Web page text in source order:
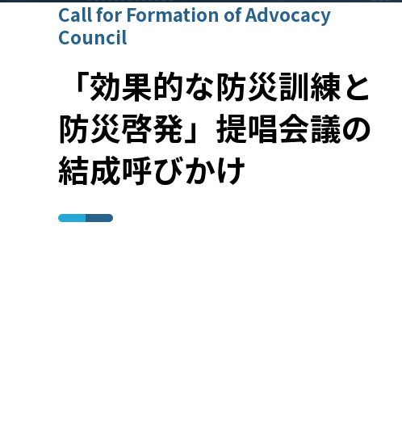
Call for Formation of Advocacy
Council
「効果的な防災訓練と
防災啓発」提唱会議の
結成呼びかけ